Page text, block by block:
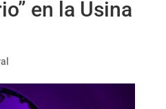
en la Usina